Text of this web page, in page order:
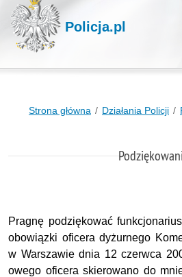
Policja.pl
Strona główna Działania Policji
Pragnę podziękować
obowiązki oficera dyżurnego
w Warszawie dnia 12 czerwca
owego oficera skierowano do